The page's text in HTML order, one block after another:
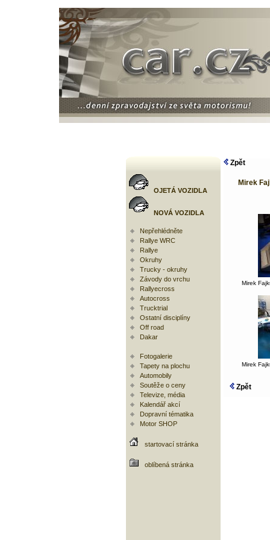
OJETÁ VOZIDLA
NOVÁ VOZIDLA
Nepřehlédněte
Rallye WRC
Rallye
Okruhy
Trucky - okruhy
Závody do vrchu
Rallyecross
Autocross
Trucktrial
Ostatní disciplíny
Off road
Dakar
Fotogalerie
Tapety na plochu
Automobily
Soutěže o ceny
Televize, média
Kalendář akcí
Dopravní tématika
Motor SHOP
startovací stránka
oblíbená stránka
Zpět
Mirek
Mirek
Mirek
Zpět